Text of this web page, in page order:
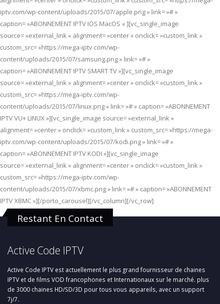
iptv.com/wp-content/uploads/2015/07/apple.png » link= »# »
caption= »ABONNEMENT IPTV IOS MacOS « ][vc_single_image
source= »external_link » alignment= »center » onclick= »custom_link »
custom_src= »https://mega-iptv.com/wp-
content/uploads/2015/07/samsung.png » link= »# »
caption= »ABONNEMENT IPTV SMART TV »][vc_single_image
source= »external_link » alignment= »center » onclick= »custom_link »
custom_src= »https://mega-iptv.com/wp-
content/uploads/2015/07/linux.png » link= »# » caption= »ABONNEMENT
IPTV VU+ LINUX »][vc_single_image source= »external_link »
alignment= »center » onclick= »custom_link » custom_src= »https://mega-
iptv.com/wp-content/uploads/2015/07/kodi.png » link= »# »
caption= »ABONNEMENT IPTV KODI »][vc_single_image
source= »external_link » alignment= »center » onclick= »custom_link »
custom_src= »https://mega-iptv.com/wp-
content/uploads/2015/07/xbmc.png » link= »# » caption= »ABONNEMENT
IPTV XBMC »][/porto_carousel][/vc_column][/vc_row]
Restant En Contact
Active Code IPTV
Active Code IPTV est actuellement le plus grand fournisseur de chaines
IPTV et de films VOD francophones et Internationaux sur le marché. plus
de 3000 chaines HD/SD/3D pour tous vous appareils, avec un support
7j/7.